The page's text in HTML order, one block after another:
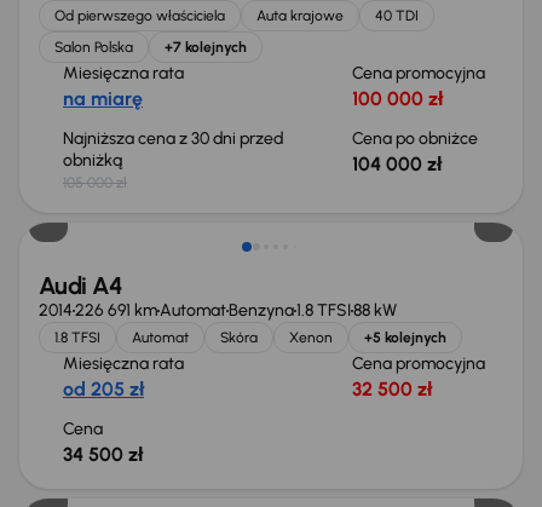
Od pierwszego właściciela Auta krajowe
40 TDI
Salon Polska
+7 kolejnych
Miesięczna rata
na miarę
Cena promocyjna
100 000 zł
Najniższa cena z 30 dni przed
obniżką
105 000 zł
Cena po obniżce
104 000 zł
Audi A4
2014226 691 kmAutomatBenzyna1.8 TFSI88 kW
1.8 TFSI Automat Skóra Xenon +5 kolejnych
Miesięczna rata
od 205 zł
Cena promocyjna
32 500 zł
Cena
34 500 zł
Taniej o 1 000 zł